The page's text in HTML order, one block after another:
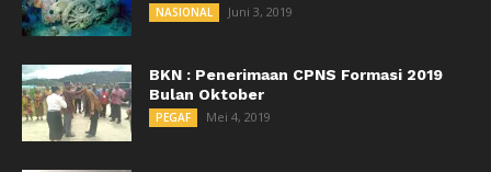
NASIONAL Juni 3, 2019
BKN : Penerimaan CPNS Formasi 2019
Bulan Oktober
PEGAF Mei 4, 2019